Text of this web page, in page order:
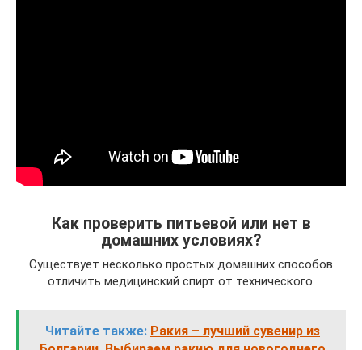
Как проверить питьевой или нет в
домашних условиях?
Существует несколько простых домашних способов
отличить медицинский спирт от технического.
Читайте также: Ракия – лучший сувенир из